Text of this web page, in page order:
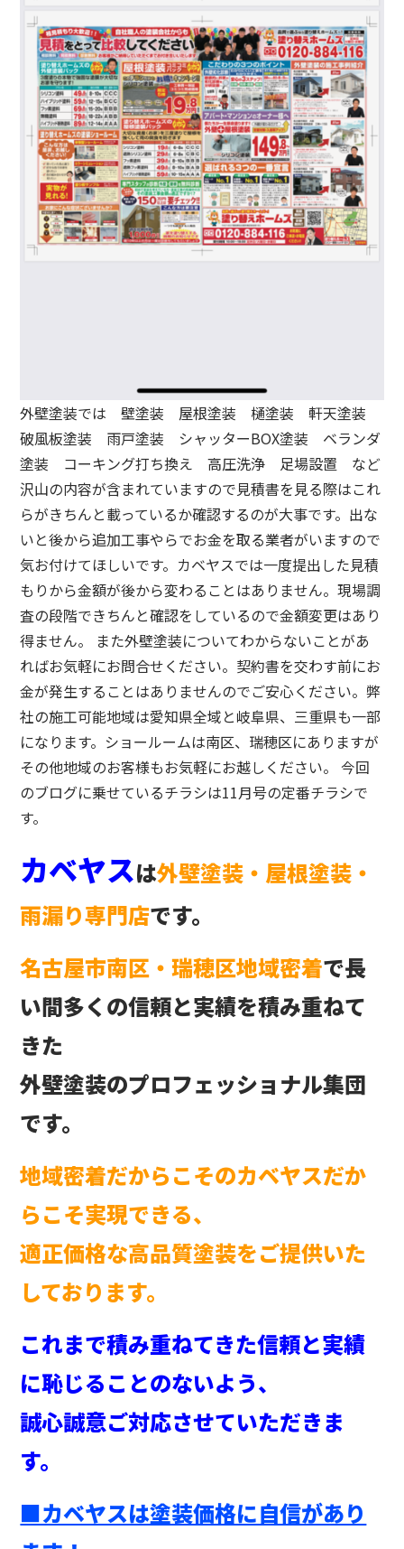
外壁塗装では 壁塗装 屋根塗装 樋塗装 軒天塗装
破風板塗装 雨戸塗装 シャッターBOX塗装 ベランダ
塗装 コーキング打ち換え 高圧洗浄 足場設置 など
沢山の内容が含まれていますので見積書を見る際はこれ
らがきちんと載っているか確認するのが大事です。出な
いと後から追加工事やらでお金を取る業者がいますので
気お付けてほしいです。カベヤスでは一度提出した見積
もりから金額が後から変わることはありません。現場調
査の段階できちんと確認をしているので金額変更はあり
得ません。 また外壁塗装についてわからないことがあ
ればお気軽にお問合せください。契約書を交わす前にお
金が発生することはありませんのでご安心ください。弊
社の施工可能地域は愛知県全域と岐阜県、三重県も一部
になります。ショールームは南区、瑞穂区にありますが
その他地域のお客様もお気軽にお越しください。 今回
のブログに乗せているチラシは11月号の定番チラシで
す。
カベヤスは外壁塗装・屋根塗装・
雨漏り専門店です。
名古屋市南区・瑞穂区地域密着で長
い間多くの信頼と実績を積み重ねて
きた
外壁塗装のプロフェッショナル集団
です。
地域密着だからこそのカベヤスだか
らこそ実現できる、
適正価格な高品質塗装をご提供いた
しております。
これまで積み重ねてきた信頼と実績
に恥じることのないよう、
誠心誠意ご対応させていただきま
す。
■カベヤスは塗装価格に自信があり